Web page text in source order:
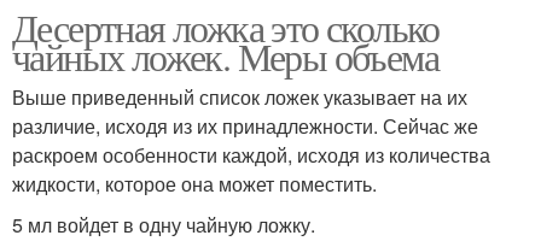
Десертная ложка это сколько
чайных ложек. Меры объема
Выше приведенный список ложек указывает на их
различие, исходя из их принадлежности. Сейчас же
раскроем особенности каждой, исходя из количества
жидкости, которое она может поместить.
5 мл войдет в одну чайную ложку.